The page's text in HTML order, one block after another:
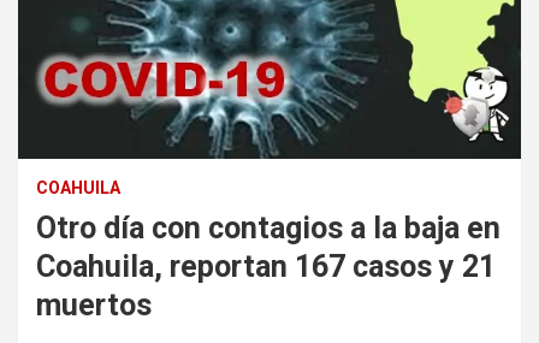
COAHUILA
Otro día con contagios a la baja en
Coahuila, reportan 167 casos y 21
muertos